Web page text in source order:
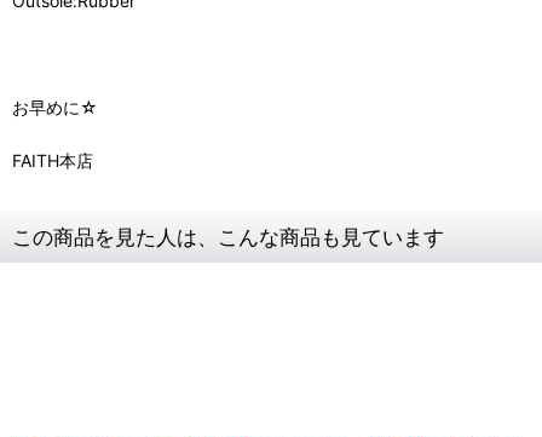
お早めに☆
FAITH本店
この商品を見た人は、こんな商品も見ています